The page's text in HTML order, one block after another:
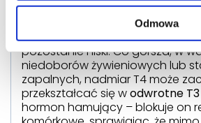
Odmowa
Jeśli podniesiono Ci dawkę leku,
krwi rośnie. Jeśli jednak Twój
problem z konwersją, poziom
pozostanie niski. Co gorsza, w
niedoborów żywieniowych lub
zapalnych, nadmiar T4 może
przekształcać się wodwrotne
hormon hamujący – blokuje on